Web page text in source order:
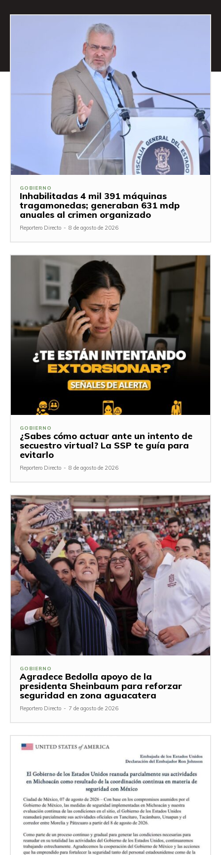
GOBIERNO
Inhabilitadas 4 mil 391 máquinas
tragamonedas; generaban 631 mdp
anuales al crimen organizado
Reportero Directo - 8 de agosto de 2026
GOBIERNO
¿Sabes cómo actuar ante un intento de
secuestro virtual? La SSP te guía para
evitarlo
Reportero Directo - 8 de agosto de 2026
GOBIERNO
Agradece Bedolla apoyo de la
presidenta Sheinbaum para reforzar
seguridad en zona aguacatera
Reportero Directo - 7 de agosto de 2026